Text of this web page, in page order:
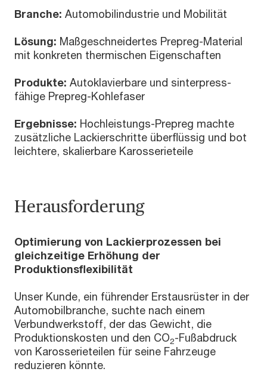
Branche: Automobilindustrie und Mobilität
Lösung: Maßgeschneidertes Prepreg-Material
mit konkreten thermischen Eigenschaften
Produkte: Autoklavierbare und sinterpress-
fähige Prepreg-Kohlefaser
Ergebnisse: Hochleistungs-Prepreg machte
zusätzliche Lackierschritte überflüssig und bot
leichtere, skalierbare Karosserieteile
Herausforderung
Optimierung von Lackierprozessen bei
gleichzeitige Erhöhung der
Produktionsflexibilität
Unser Kunde, ein führender Erstausrüster in der
Automobilbranche, suchte nach einem
Verbundwerkstoff, der das Gewicht, die
Produktionskosten und den CO2-Fußabdruck
von Karosserieteilen für seine Fahrzeuge
reduzieren könnte.